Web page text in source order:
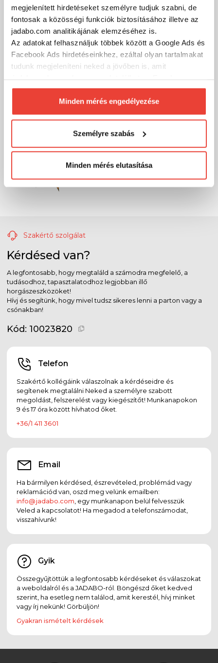
megjelenített hirdetéseket személyre tudjuk szabni, de
fontosak a közösségi funkciók biztosításához illetve az
jadabo.com analitikájának elemzéséhez is.
Az adatokat felhasználjuk többek között a Google Ads és
Facebook Ads hirdetéseinkhez, ezáltal olyan tartalmakat
tudunk megjeleníteni neked a jövőben is, amit
biztosításához arra kérünk, hogy engedd meg
számunkra minden mérés használatát.
Természetesensoha semmilyen formában nem fogunk
megváltoztathatod a döntésed ezzel kapcsolatban.
Előre is köszönjük!
Minden mérés engedélyezése
Személyre szabás
Minden mérés elutasítása
MÁRKÁINK
Szakértő szolgálat
Kérdésed van?
A legfontosabb, hogy megtaláld a számodra megfelelő, a
tudásodhoz, tapasztalatodhoz legjobban illő
horgászeszközöket!
Hívj és segítünk, hogy mivel tudsz sikeres lenni a parton vagy a
csónakban!
Kód: 10023820
Telefon
Szakértő kollégáink válaszolnak a kérdéseidre és
segítenek megtalálni Neked a személyre szabott
megoldást, felszerelést vagy kiegészítőt! Munkanapokon
9 és 17 óra között hívhatod őket.
+36/1 411 3601
Email
Ha bármilyen kérdésed, észrevételed, problémád vagy
reklamációd van, oszd meg velünk emailben:
info@jadabo.com , egy munkanapon belül felvesszük
Veled a kapcsolatot! Ha megadod a telefonszámodat,
visszahívunk!
Gyik
Összegyűjtöttük a legfontosabb kérdéseket és válaszokat
a weboldalról és a JADABO-ról. Böngészd őket kedved
szerint, ha esetleg nem találod, amit kerestél, hívj minket
vagy írj nekünk! Görbüljön!
Gyakran ismételt kérdések